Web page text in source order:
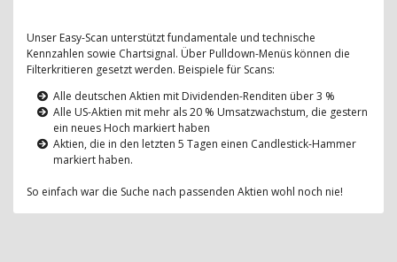
Unser Easy-Scan unterstützt fundamentale und technische
Kennzahlen sowie Chartsignal. Über Pulldown-Menüs können die
Filterkritieren gesetzt werden. Beispiele für Scans:
Alle deutschen Aktien mit Dividenden-Renditen über 3 %
Alle US-Aktien mit mehr als 20 % Umsatzwachstum, die gestern
ein neues Hoch markiert haben
Aktien, die in den letzten 5 Tagen einen Candlestick-Hammer
markiert haben.
So einfach war die Suche nach passenden Aktien wohl noch nie!